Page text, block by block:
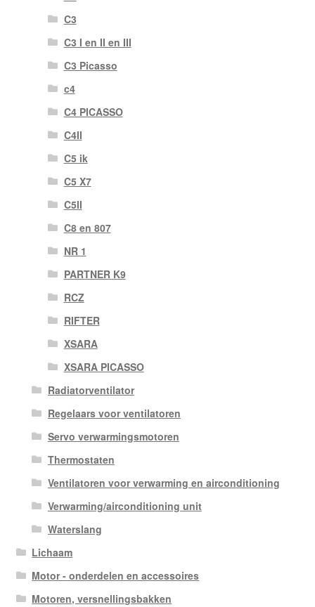
C3
C3 I en II en III
C3 Picasso
c4
C4 PICASSO
C4II
C5 ik
C5 X7
C5II
C8 en 807
NR 1
PARTNER K9
RCZ
RIFTER
XSARA
XSARA PICASSO
Radiatorventilator
Regelaars voor ventilatoren
Servo verwarmingsmotoren
Thermostaten
Ventilatoren voor verwarming en airconditioning
Verwarming/airconditioning unit
Waterslang
Lichaam
Motor - onderdelen en accessoires
Motoren, versnellingsbakken